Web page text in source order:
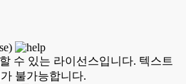
수 있는 라이선스입니다. 텍스트
불가능합니다.